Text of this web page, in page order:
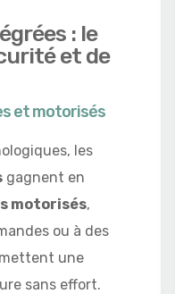
: le
et de
et motorisés
les
gagnent en
motorisés,
ou à des
une
sans effort.